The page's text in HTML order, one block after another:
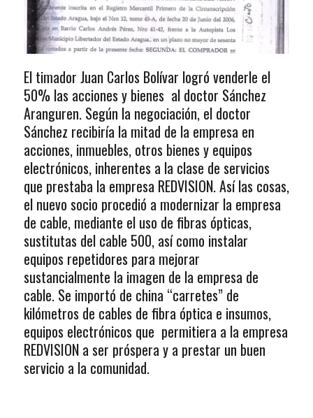
El timador Juan Carlos Bolívar logró venderle el
50% las acciones y bienes al doctor Sánchez
Aranguren. Según la negociación, el doctor
Sánchez recibiría la mitad de la empresa en
acciones, inmuebles, otros bienes y equipos
electrónicos, inherentes a la clase de servicios
que prestaba la empresa REDVISION. Así las cosas,
el nuevo socio procedió a modernizar la empresa
de cable, mediante el uso de fibras ópticas,
sustitutas del cable 500, así como instalar
equipos repetidores para mejorar
sustancialmente la imagen de la empresa de
cable. Se importó de china “carretes” de
kilómetros de cables de fibra óptica e insumos,
equipos electrónicos que permitiera a la empresa
REDVISION a ser próspera y a prestar un buen
servicio a la comunidad.